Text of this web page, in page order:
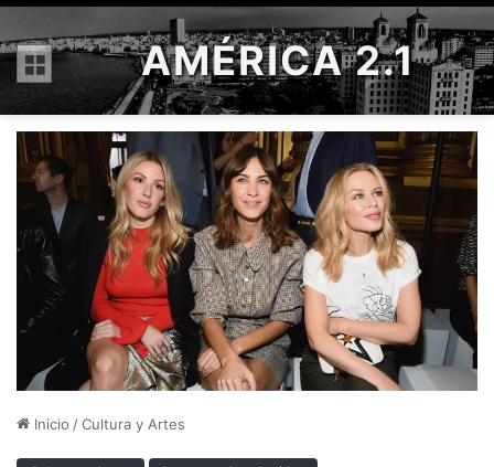
Menú AMÉRICA 2.1
Inicio /Cultura y Artes